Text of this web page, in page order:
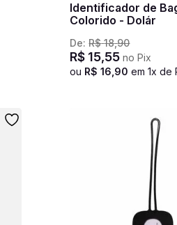
Identificador de
Colorido - Dolár
De:R$ 18,90
R$ 15,55 no Pix
ou R$ 16 90 em1x de